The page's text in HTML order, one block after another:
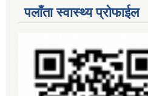
पलाँता स्वास्थ्य प्रोफाईल